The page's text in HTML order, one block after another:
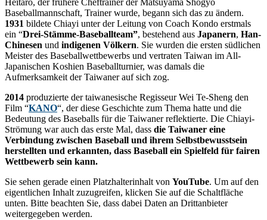
Heitaro, der frühere Cheftrainer der Matsuyama Shogyo
Baseballmannschaft, Trainer wurde, begann sich das zu ändern.
1931 bildete Chiayi unter der Leitung von Coach Kondo erstmals
ein “Drei-Stämme-Baseballteam”, bestehend aus Japanern, Han-
Chinesen und indigenen Völkern. Sie wurden die ersten südlichen
Meister des Baseballwettbewerbs und vertraten Taiwan im All-
Japanischen Koshien Baseballturnier, was damals die
Aufmerksamkeit der Taiwaner auf sich zog.
2014 produzierte der taiwanesische Regisseur Wei Te-Sheng den
Film “KANO“, der diese Geschichte zum Thema hatte und die
Bedeutung des Baseballs für die Taiwaner reflektierte. Die Chiayi-
Strömung war auch das erste Mal, dass die Taiwaner eine
Verbindung zwischen Baseball und ihrem Selbstbewusstsein
herstellten und erkannten, dass Baseball ein Spielfeld für fairen
Wettbewerb sein kann.
Sie sehen gerade einen Platzhalterinhalt von YouTube. Um auf den
eigentlichen Inhalt zuzugreifen, klicken Sie auf die Schaltfläche
unten. Bitte beachten Sie, dass dabei Daten an Drittanbieter
weitergegeben werden.